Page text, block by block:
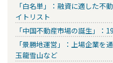
「白名単」：融資に適した不
イトリスト
「中国不動産市場の誕生」：
「景勝地運営」：上場企業を
玉龍雪山など